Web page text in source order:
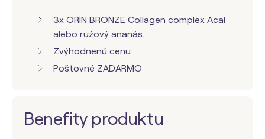
3x ORIN BRONZE Collagen complex Acai
alebo ružový ananás.
Zvýhodnenú cenu
Poštovné ZADARMO
Benefity produktu